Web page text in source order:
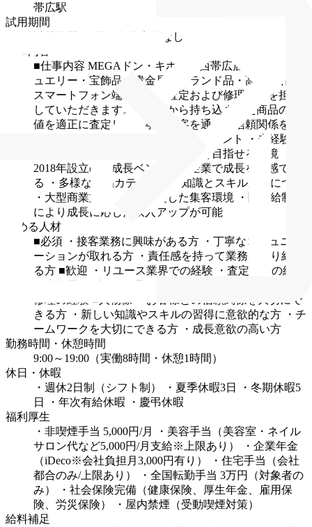
帯広駅
試用期間
試用期間3ヶ月・条件変更なし
仕事内容
■仕事内容 MEGAドン・キホーテ西帯広店内にて、ジ
ュエリー・宝飾品・貴金属・ブランド品・高級時計・
スマートフォン端末の買取査定および修理業務を担当
していただきます。お客様から持ち込まれた商品の価
値を適正に査定し、丁寧な接客を通じて信頼関係を築
■この仕事のポイント
・未経験か
らでも査定のプロフェッショナルを目指せる環境
2018年設立の急成長ベンチャー企業で成長を実感でき
る
・多様な商品カテゴリーの知識とスキルが身につく
・大型商業施設内での安定した集客環境
・階級給制度
により成長に応じた収入アップが可能
求める人材
■必須
・接客業務に興味がある方
・丁寧なコミュニケ
ーションが取れる方
・責任感を持って業務に取り組め
る方 ■歓迎 ・リユース業界での経験
・査定業務の経験
修理の経験 ■人物像
・お客様との信頼関係を大切にで
きる方
・新しい知識やスキルの習得に意欲的な方
・チ
ームワークを大切にできる方
・成長意欲の高い方
勤務時間・休憩時間
9:00～19:00（実働8時間・休憩1時間）
休日・休暇
・週休2日制（シフト制）
・夏季休暇3日
・冬期休暇5
日
・年次有給休暇
・慶弔休暇
福利厚生
・非喫煙手当 5,000円/月
・美容手当（美容室・ネイル
サロン代など5,000円/月支給※上限あり）
・企業年金
（iDeco※会社負担月3,000円有り）
・住宅手当（会社
都合のみ/上限あり）
・全国転勤手当 3万円（対象者の
み）
・社会保険完備（健康保険、厚生年金、雇用保
険、労災保険）
・屋内禁煙（受動喫煙対策）
給料補足